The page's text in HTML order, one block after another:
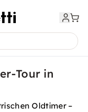
Tour in
Oldtimer –